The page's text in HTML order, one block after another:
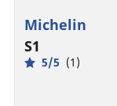
Michelin
S1
5/5 (1)